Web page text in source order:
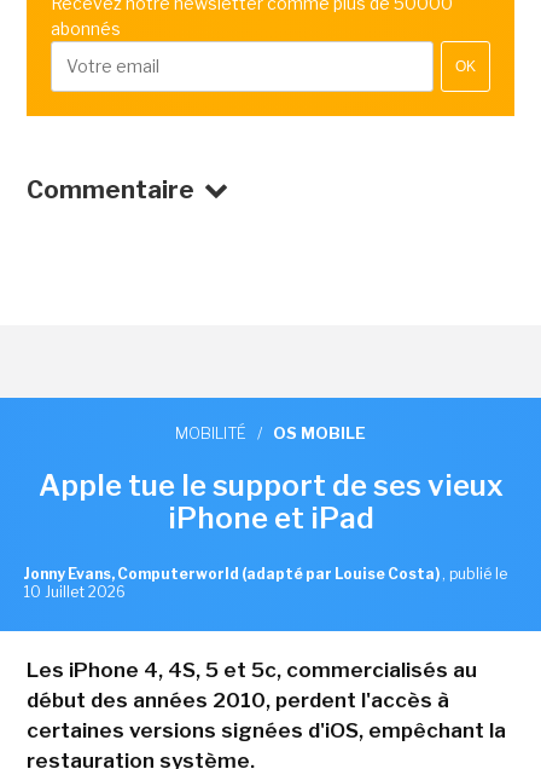
abonnés
OK
Commentaire
MOBILITÉ / OS MOBILE
Apple tue le support de ses vieux
iPhone et iPad
Jonny Evans, Computerworld (adapté par Louise Costa) , publié le
10 Juillet 2026
Les iPhone 4, 4S, 5 et 5c, commercialisés au
début des années 2010, perdent l'accès à
certaines versions signées d'iOS, empêchant la
restauration système.